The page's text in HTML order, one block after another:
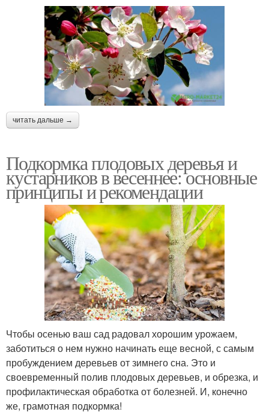
читать дальше →
Подкормка плодовых деревья и
кустарников в весеннее: основные
принципы и рекомендации
Чтобы осенью ваш сад радовал хорошим урожаем,
заботиться о нем нужно начинать еще весной, с самым
пробуждением деревьев от зимнего сна. Это и
своевременный полив плодовых деревьев, и обрезка, и
профилактическая обработка от болезней. И, конечно
же, грамотная подкормка!